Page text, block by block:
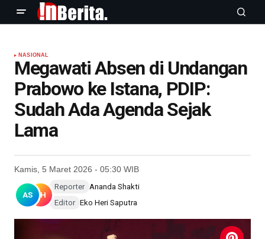
NASIONAL
Megawati Absen di Undangan
Prabowo ke Istana, PDIP:
Sudah Ada Agenda Sejak
Lama
Kamis, 5 Maret 2026 - 05:30 WIB
AS EH
Reporter Ananda Shakti
Editor Eko Heri Saputra